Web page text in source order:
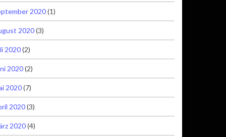
2020(1)
2020(3)
2020(2)
2020(2)
2020(7)
2020(3)
2020(4)